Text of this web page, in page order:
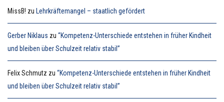
MissB! zu Lehrkräftemangel – staatlich gefördert
Gerber Niklaus zu “Kompetenz-Unterschiede entstehen in früher Kindheit
und bleiben über Schulzeit relativ stabil”
Felix Schmutz zu “Kompetenz-Unterschiede entstehen in früher Kindheit
und bleiben über Schulzeit relativ stabil”